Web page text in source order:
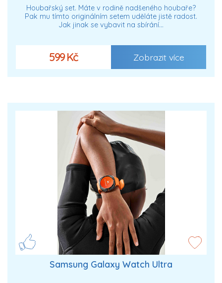
Houbařský set. Máte v rodině nadšeného houbaře?
Pak mu tímto originálním setem uděláte jistě radost.
Jak jinak se vybavit na sbírání…
599 Kč Zobrazit více
Samsung Galaxy Watch Ultra